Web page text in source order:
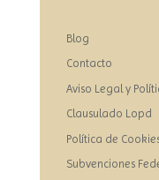
Blog
Contacto
Aviso Legal y
Clausulado Lopd
Política de
Subvenciones